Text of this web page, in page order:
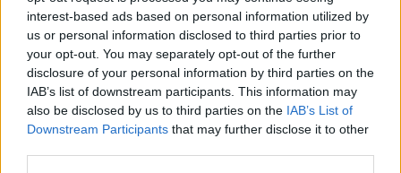
interest-based ads based on personal information utilized by
us or personal information disclosed to third parties prior to
your opt-out. You may separately opt-out of the further
disclosure of your personal information by third parties on the
IAB’s list of downstream participants. This information may
also be disclosed by us to third parties on the IAB’s List of
Downstream Participants that may further disclose it to other
a sei, l'Ilva è la prima società tra le non
ripescate
Le 5 sarde ancora nel girone G con 8 squadre
laziali, 4 campane e la novità dei molisani del
Venafro
6 Ago 2026